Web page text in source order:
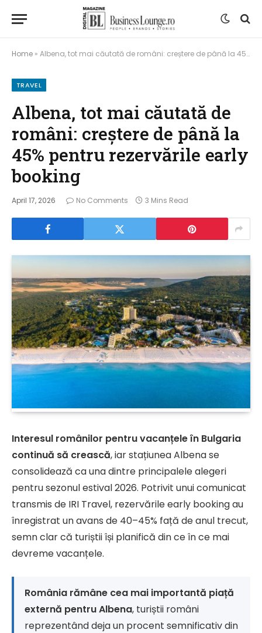
Home » Albena, tot mai căutată de români: creștere de până la 45% pentru rezervările early booking
TRAVEL
Albena, tot mai căutată de
români: creștere de până la
45% pentru rezervările early
booking
April 17, 2026 No Comments 3 Mins Read
Interesul românilor pentru vacanțele în Bulgaria
continuă să crească, iar stațiunea Albena se
consolidează ca una dintre principalele alegeri
pentru sezonul estival 2026. Potrivit unui comunicat
transmis de IRI Travel, rezervările early booking au
înregistrat un avans de 40–45% față de anul trecut,
semn clar că turiștii își planifică din ce în ce mai
devreme vacanțele.
România rămâne cea mai importantă piață
externă pentru Albena, turiștii români
reprezentând deja un procent semnificativ din